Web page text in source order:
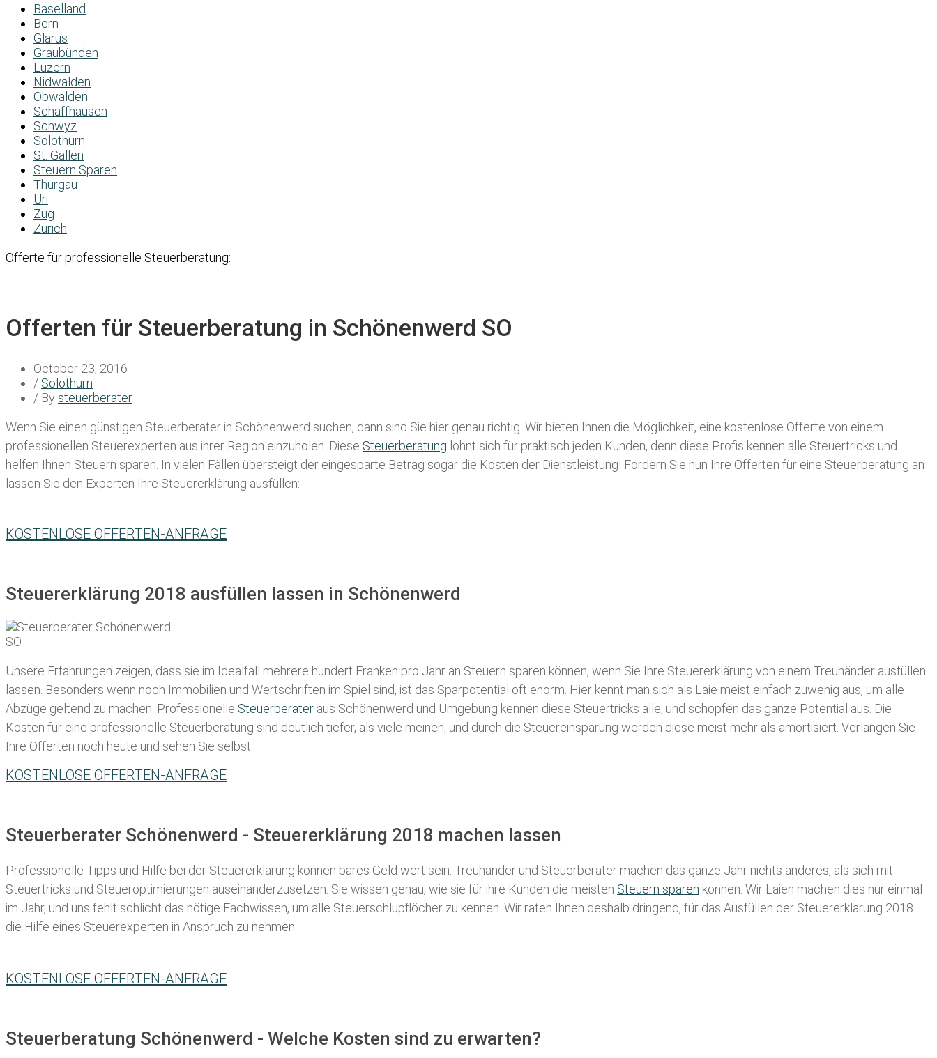
Baselland
Bern
Glarus
Graubünden
Luzern
Nidwalden
Obwalden
Schaffhausen
Schwyz
Solothurn
St. Gallen
Steuern Sparen
Thurgau
Uri
Zug
Zürich
Offerte für professionelle Steuerberatung:
Offerten für Steuerberatung in Schönenwerd SO
October 23, 2016
/ Solothurn
/ By steuerberater
Wenn Sie einen günstigen Steuerberater in Schönenwerd suchen, dann sind Sie hier genau richtig. Wir bieten Ihnen die Möglichkeit, eine kostenlose Offerte von einem
professionellen Steuerexperten aus ihrer Region einzuholen. Diese Steuerberatung lohnt sich für praktisch jeden Kunden, denn diese Profis kennen alle Steuertricks und
helfen Ihnen Steuern sparen. In vielen Fällen übersteigt der eingesparte Betrag sogar die Kosten der Dienstleistung! Fordern Sie nun Ihre Offerten für eine Steuerberatung an
lassen Sie den Experten Ihre Steuererklärung ausfüllen:
KOSTENLOSE OFFERTEN-ANFRAGE
Steuererklärung 2018 ausfüllen lassen in Schönenwerd
Unsere Erfahrungen zeigen, dass sie im Idealfall mehrere hundert Franken pro Jahr an Steuern sparen können, wenn Sie Ihre Steuererklärung von einem Treuhänder ausfüllen
lassen . Besonders wenn noch Immobilien und Wertschriften im Spiel sind, ist das Sparpotential oft enorm. Hier kennt man sich als Laie meist einfach zuwenig aus, um alle
Abzüge geltend zu machen. Professionelle Steuerberater aus Schönenwerd und Umgebung kennen diese Steuertricks alle, und schöpfen das ganze Potential aus. Die
Kosten für eine professionelle Steuerberatung sind deutlich tiefer, als viele meinen, und durch die Steuereinsparung werden diese meist mehr als amortisiert. Verlangen Sie
Ihre Offerten noch heute und sehen Sie selbst:
KOSTENLOSE OFFERTEN-ANFRAGE
Steuerberater Schönenwerd - Steuererklärung 2018 machen lassen
Professionelle Tipps und Hilfe bei der Steuererklärung können bares Geld wert sein. Treuhänder und Steuerberater machen das ganze Jahr nichts anderes, als sich mit
Steuertricks und Steueroptimierungen auseinanderzusetzen. Sie wissen genau, wie sie für ihre Kunden die meisten Steuern sparen können. Wir Laien machen dies nur einmal
im Jahr, und uns fehlt schlicht das nötige Fachwissen, um alle Steuerschlupflöcher zu kennen. Wir raten Ihnen deshalb dringend, für das Ausfüllen der Steuererklärung 2018
die Hilfe eines Steuerexperten in Anspruch zu nehmen.
KOSTENLOSE OFFERTEN-ANFRAGE
Steuerberatung Schönenwerd - Welche Kosten sind zu erwarten?